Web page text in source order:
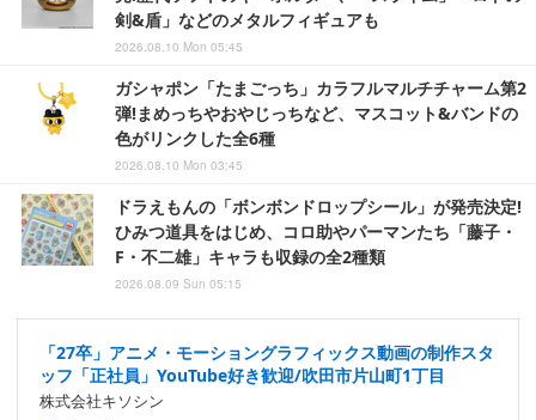
剣&盾」などのメタルフィギュアも
2026.08.10 Mon 05:45
ガシャポン「たまごっち」カラフルマルチチャーム第2
弾!まめっちやおやじっちなど、マスコット&バンドの
色がリンクした全6種
2026.08.10 Mon 03:45
ドラえもんの「ボンボンドロップシール」が発売決定!
ひみつ道具をはじめ、コロ助やパーマンたち「藤子・
F・不二雄」キャラも収録の全2種類
2026.08.09 Sun 05:15
「27卒」アニメ・モーショングラフィックス動画の制作スタ
ッフ「正社員」YouTube好き歓迎/吹田市片山町1丁目
株式会社キソシン